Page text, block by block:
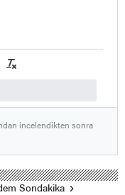
incelendikten sonra
Sondakika